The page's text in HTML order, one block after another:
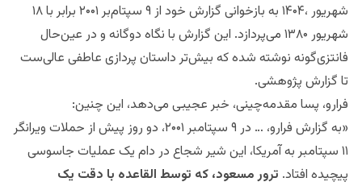
شهریور ،۱۴۰۴ به بازخوانی گزارش خود از ۹ سپتام‌بر ۲۰۰۱ برابر با ۱۸
شهریور ۱۳۸۰ می‌پردازد. این گزارش با نگاه‌ دوگانه و در عین‌حال
فانتزی‌‌گونه نوشته شده که بیش‌تر داستان پردازی عاطفی عالی‌ست
تا گزارش پژوهشی.
فرارو،‌ پسا مقدمه‌چینی، خبر عجیبی می‌‌‌دهد، این چنین:
«به گزارش فرارو، … در ۹ سپتامبر ۲۰۰۱، دو روز پیش از حملات ویرانگر
۱۱ سپتامبر به آمریکا، این شیر شجاع در دام یک عملیات جاسوسی
پیچیده افتاد. ترور مسعود، که توسط القاعده با دقت یک